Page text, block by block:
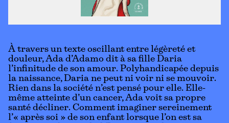
À travers un texte oscillant entre légèreté et
douleur, Ada d’Adamo dit à sa fille Daria
l’infinitude de son amour. Polyhandicapée depuis
la naissance, Daria ne peut ni voir ni se mouvoir.
Rien dans la société n’est pensé pour elle. Elle-
même atteinte d’un cancer, Ada voit sa propre
santé décliner. Comment imaginer sereinement
l’« après soi » de son enfant lorsque l’on est sa